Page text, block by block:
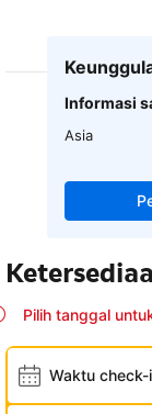
Informasi
Asia
Pilih tanggal
Waktu check-